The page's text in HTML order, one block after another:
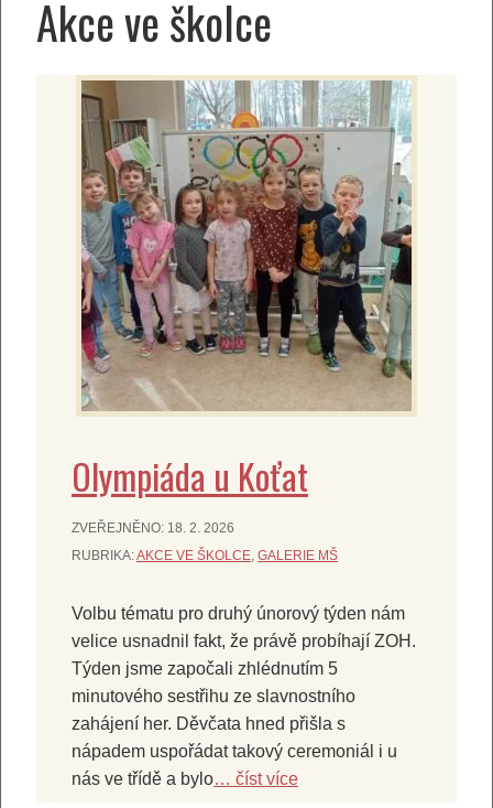
Akce ve školce
Olympiáda u Koťat
ZVEŘEJNĚNO: 18. 2. 2026
RUBRIKA:AKCE VE ŠKOLCE, GALERIE MŠ
Volbu tématu pro druhý únorový týden nám
velice usnadnil fakt, že právě probíhají ZOH.
Týden jsme započali zhlédnutím 5
minutového sestřihu ze slavnostního
zahájení her. Děvčata hned přišla s
nápadem uspořádat takový ceremoniál i u
nás ve třídě a bylo… číst více